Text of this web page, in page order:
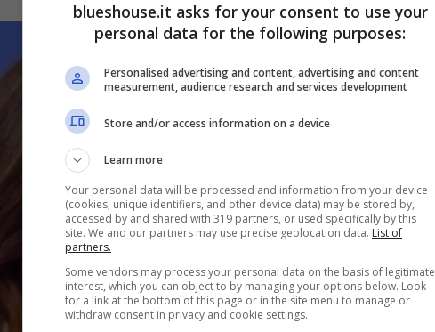
blueshouse.it asks for your consent to use your
personal data for the following purposes:
Personalised advertising and content, advertising and content
measurement, audience research and services development
Store and/or access information on a device
Learn more
Your personal data will be processed and information from your device
(cookies, unique identifiers, and other device data) may be stored by,
accessed by and shared with 319 partners, or used specifically by this
site. We and our partners may use precise geolocation data. List of
partners.
Some vendors may process your personal data on the basis of legitimate
interest, which you can object to by managing your options below. Look
for a link at the bottom of this page or in the site menu to manage or
withdraw consent in privacy and cookie settings.